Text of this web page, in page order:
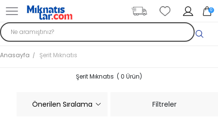
0
Anasayfa Şerit Mıknatıs
Filtreler
Şerit Mıknatıs ( 0 Ürün)